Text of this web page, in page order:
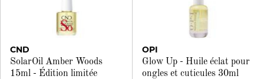
CND
SolarOil Amber Woods
15ml - Édition limitée
OPI
Glow Up - Huile éclat pour
ongles et cuticules 30ml